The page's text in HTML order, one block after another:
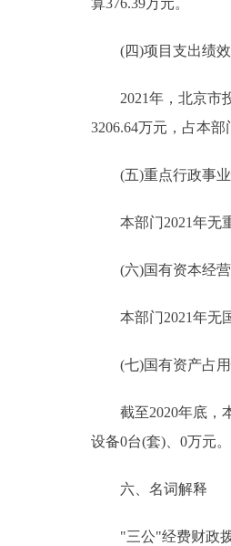
算376.39万元。
(四)项目支出绩效
2021年，北京市投
3206.64万元，占本
(五)重点行政事业
本部门2021年无重
(六)国有资本经营
本部门2021年无国
(七)国有资产占用
截至2020年底，本
设备0台(套)、0万元。
六、名词解释
"三公"经费财政拨